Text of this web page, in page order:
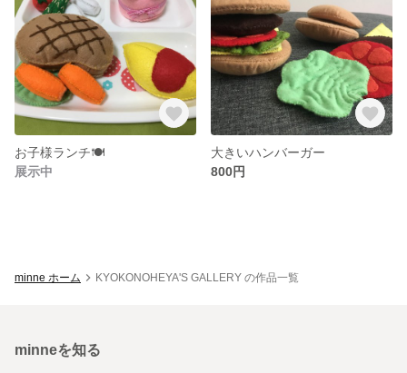
お子様ランチ🍽
展示中
大きいハンバーガー
800円
minne ホーム KYOKONOHEYA'S GALLERY の作品一覧
minneを知る